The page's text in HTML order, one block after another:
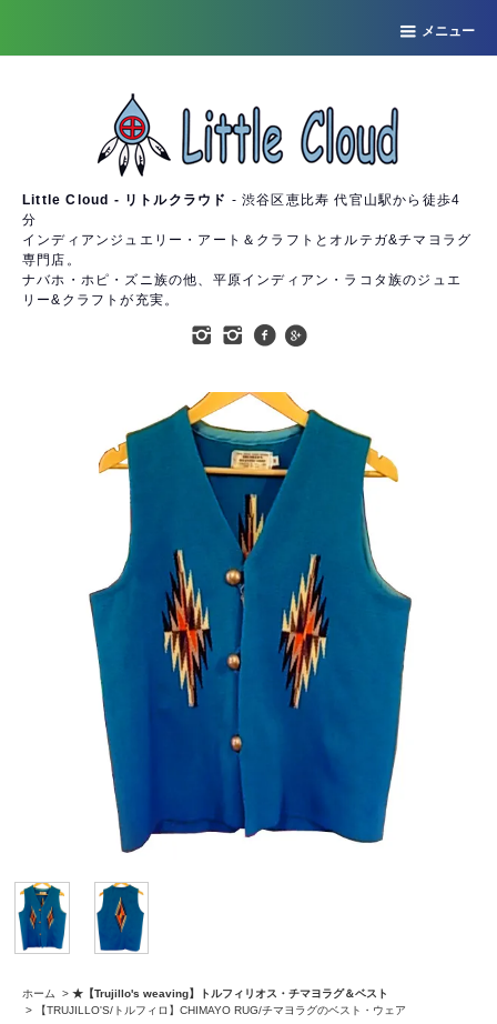
メニュー
Little Cloud - リトルクラウド - 渋谷区恵比寿 代官山駅から徒歩4
分
インディアンジュエリー・アート＆クラフトとオルテガ&チマヨラグ
専門店。
ナバホ・ホピ・ズニ族の他、平原インディアン・ラコタ族のジュエ
リー&クラフトが充実。
ホーム > ★【Trujillo's weaving】トルフィリオス・チマヨラグ＆ベスト
>
【TRUJILLO'S/トルフィロ】CHIMAYO RUG/チマヨラグのベスト・ウェア